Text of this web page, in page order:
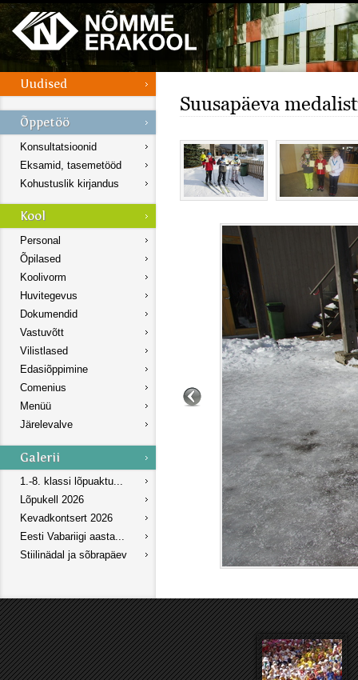
Konsultatsioonid
Eksamid, tasemetööd
Kohustuslik kirjandus
Personal
Õpilased
Koolivorm
Huvitegevus
Dokumendid
Vastuvõtt
Vilistlased
Edasiõppimine
Comenius
Menüü
Järelevalve
1.-8. klassi lõpuaktu...
Lõpukell 2026
Kevadkontsert 2026
Eesti Vabariigi aasta...
Stiilinädal ja sõbrapäev
Suusapäeva